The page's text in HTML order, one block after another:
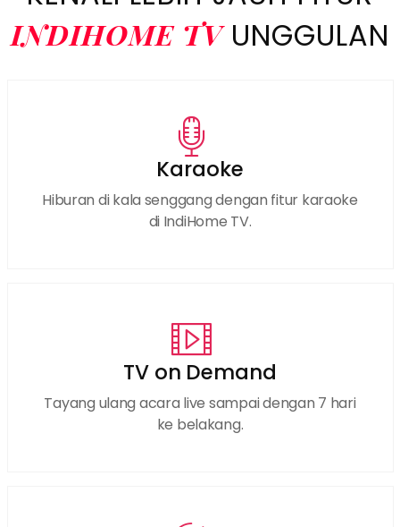
INDIHOME TVUNGGULAN
Karaoke
Hiburan di kala senggang dengan fitur karaoke
di IndiHome TV.
TV on Demand
Tayang ulang acara live sampai dengan 7 hari
ke belakang.